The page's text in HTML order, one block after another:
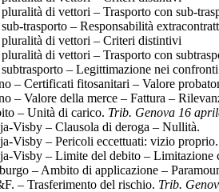
di vettori – Trasporto con sub-
trasporto – Responsabilità
di vettori – Criteri distintivi
di vettori – Trasporto con
– Legittimazione nei
– Certificati fitosanitari – Valore
– Valore della merce – Fattura –
– Unità di carico. Trib. Genova 16
Visby – Clausola di deroga – Nullità.
Visby – Pericoli eccettuati: vizio proprio.
Visby – Limite del debito – Limitazione
– Ambito di applicazione –
– Trasferimento del rischio. Trib.